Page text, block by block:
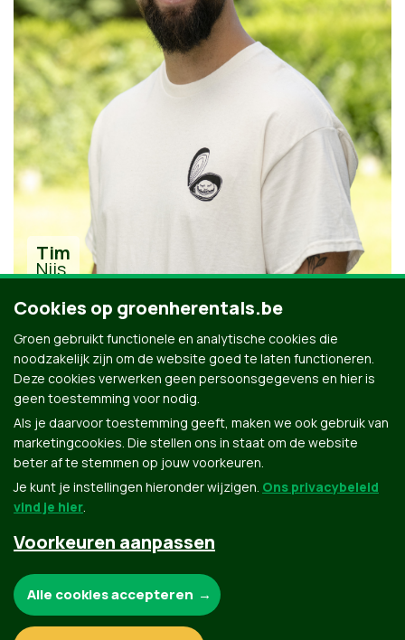
Tim
Nijs
Alle kandidaten uit Herentals
Groen.be
Contact Privacybeleid
Cookies op groenherentals.be
Groen gebruikt functionele en analytische cookies die
noodzakelijk zijn om de website goed te laten functioneren.
Deze cookies verwerken geen persoonsgegevens en hier is
geen toestemming voor nodig.
Als je daarvoor toestemming geeft, maken we ook gebruik van
marketingcookies. Die stellen ons in staat om de website
beter af te stemmen op jouw voorkeuren.
Je kunt je instellingen hieronder wijzigen. Ons privacybeleid
vind je hier.
Voorkeuren aanpassen
Alle cookies accepteren